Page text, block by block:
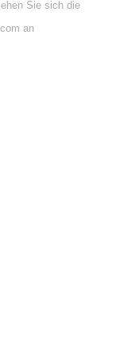
Sie sich die
an